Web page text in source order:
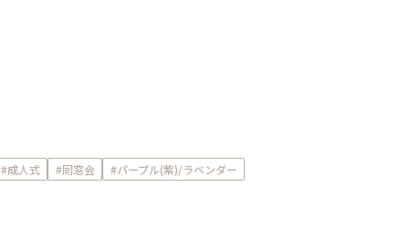
#成人式 #同窓会 #パープル(紫)/ラベンダー